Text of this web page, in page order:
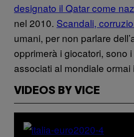
designato il Qatar come
nel 2010. Scandali,
umani, per non parlare
opprimerà i giocatori, sono
associati al mondiale ormai
VIDEOS BY VICE